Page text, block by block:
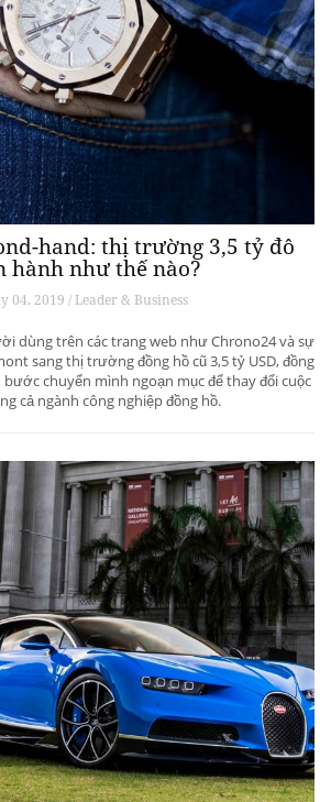
hand: thị trường 3,5 tỷ đô
hành như thế nào?
04, 2019 / Leader & Business
dùng trên các trang web như Chrono24 và sự
sang thị trường đồng hồ cũ 3,5 tỷ USD, đồng
bước chuyển mình ngoạn mục để thay đổi cuộc
cả ngành công nghiệp đồng hồ.